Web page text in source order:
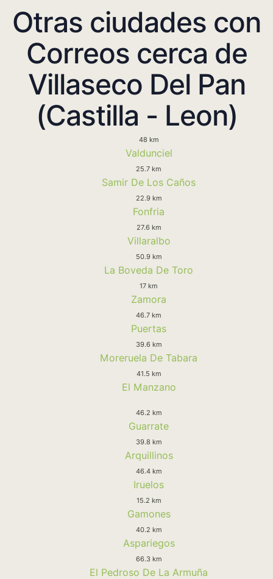
Otras ciudades con
Correos cerca de
Villaseco Del Pan
(Castilla - Leon)
48 km
Valdunciel
25.7 km
Samir De Los Caños
22.9 km
Fonfria
27.6 km
Villaralbo
50.9 km
La Boveda De Toro
17 km
Zamora
46.7 km
Puertas
39.6 km
Moreruela De Tabara
41.5 km
El Manzano
46.2 km
Guarrate
39.8 km
Arquillinos
46.4 km
Iruelos
15.2 km
Gamones
40.2 km
Aspariegos
66.3 km
El Pedroso De La Armuña